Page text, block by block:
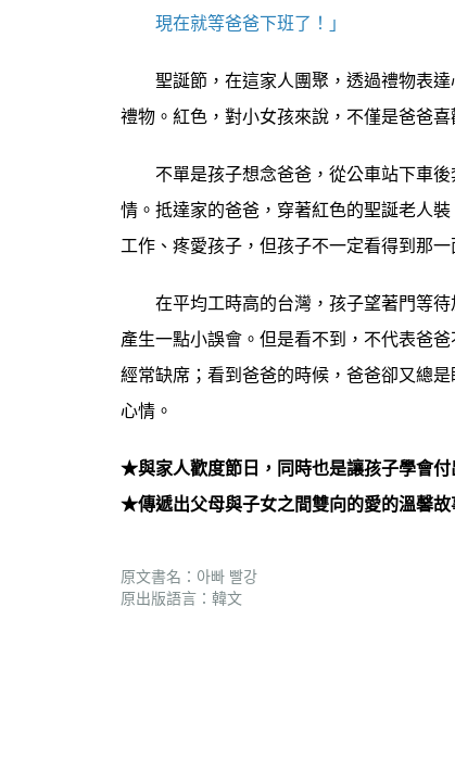
現在就等爸爸下班了！」
聖誕節，在這家人團聚，透過禮物表達
禮物。紅色，對小女孩來說，不僅是爸爸
不單是孩子想念爸爸，從公車站下車後
情。抵達家的爸爸，穿著紅色的聖誕老人
工作、疼愛孩子，但孩子不一定看得到那一
在平均工時高的台灣，孩子望著門等待
產生一點小誤會。但是看不到，不代表爸
經常缺席；看到爸爸的時候，爸爸卻又總
心情。
★與家人歡度節日，同時也是讓孩子學會付
★傳遞出父母與子女之間雙向的愛的溫馨故
原文書名：아빠 빨강
原出版語言：韓文